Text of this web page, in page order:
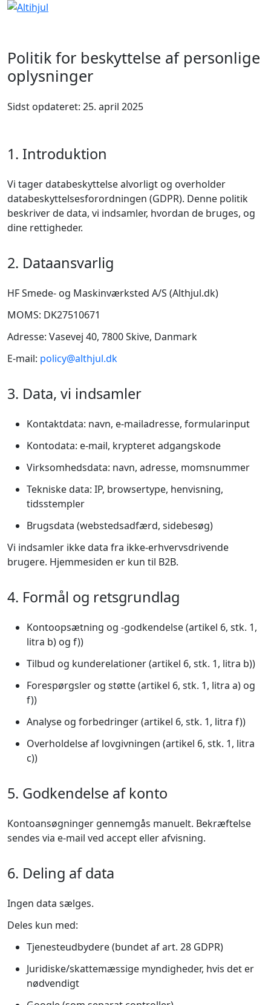
Politik for beskyttelse af personlige
oplysninger
Sidst opdateret: 25. april 2025
1. Introduktion
Vi tager databeskyttelse alvorligt og overholder
databeskyttelsesforordningen (GDPR). Denne politik
beskriver de data, vi indsamler, hvordan de bruges, og
dine rettigheder.
2. Dataansvarlig
HF Smede- og Maskinværksted A/S (Althjul.dk)
MOMS: DK27510671
Adresse: Vasevej 40, 7800 Skive, Danmark
E-mail: policy@althjul.dk
3. Data, vi indsamler
Kontaktdata: navn, e-mailadresse, formularinput
Kontodata: e-mail, krypteret adgangskode
Virksomhedsdata: navn, adresse, momsnummer
Tekniske data: IP, browsertype, henvisning,
tidsstempler
Brugsdata (webstedsadfærd, sidebesøg)
Vi indsamler ikke data fra ikke-erhvervsdrivende
brugere. Hjemmesiden er kun til B2B.
4. Formål og retsgrundlag
Kontoopsætning og -godkendelse (artikel 6, stk. 1,
litra b) og f))
Tilbud og kunderelationer (artikel 6, stk. 1, litra b))
Forespørgsler og støtte (artikel 6, stk. 1, litra a) og
f))
Analyse og forbedringer (artikel 6, stk. 1, litra f))
Overholdelse af lovgivningen (artikel 6, stk. 1, litra
c))
5. Godkendelse af konto
Kontoansøgninger gennemgås manuelt. Bekræftelse
sendes via e-mail ved accept eller afvisning.
6. Deling af data
Ingen data sælges.
Deles kun med:
Tjenesteudbydere (bundet af art. 28 GDPR)
Juridiske/skattemæssige myndigheder, hvis det er
nødvendigt